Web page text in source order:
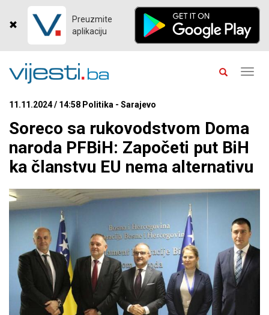
Preuzmite
aplikaciju
11.11.2024 / 14:58 Politika - Sarajevo
Soreco sa rukovodstvom Doma
naroda PFBiH: Započeti put BiH
ka članstvu EU nema alternativu